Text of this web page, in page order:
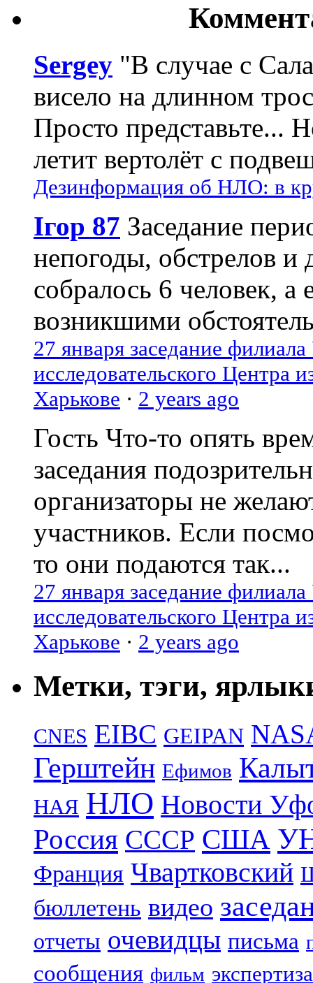
Sergey "В случае с
висело на длинном
Просто представьте...
летит вертолёт с
Дезинформация об НЛО: в
Ігор 87 Заседание
непогоды, обстрелов и
собралось 6 человек, а
возникшими
27 января заседание
исследовательского Центра
Харькове · 2 years ago
Гость Что-то опять
заседания
организаторы не
участников. Если
то они подаются так...
27 января заседание
исследовательского Центра
Харькове · 2 years ago
Метки, тэги,
CNES EIBC GEIPAN
Герштейн Ефимов
НАЯ НЛО Новости
Россия СССР США
Франция Чвартковский
бюллетень видео
отчеты очевидцы письма
сообщения фильм экспертиза